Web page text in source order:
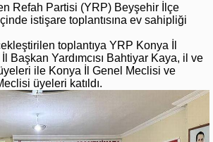
Refah Partisi (YRP) Beyşehir İlçe
istişare toplantısına ev sahipliği
toplantıya YRP Konya İl
Başkan Yardımcısı Bahtiyar Kaya, il ve
ile Konya İl Genel Meclisi ve
üyeleri katıldı.